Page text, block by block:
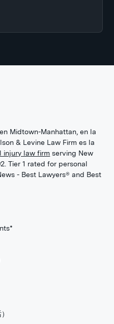
Midtown-Manhattan, en la
& Levine Law Firm es la
injury law firm serving New
Tier 1 rated for personal
- Best Lawyers® and Best